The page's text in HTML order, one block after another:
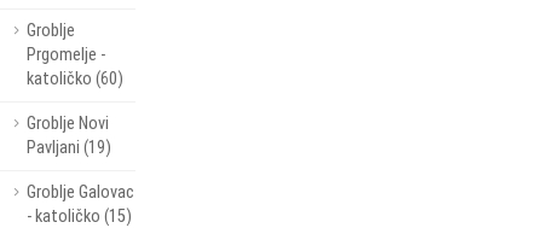
Groblje
Prgomelje -
katoličko (60)
Groblje Novi
Pavljani (19)
Groblje Galovac
- katoličko (15)